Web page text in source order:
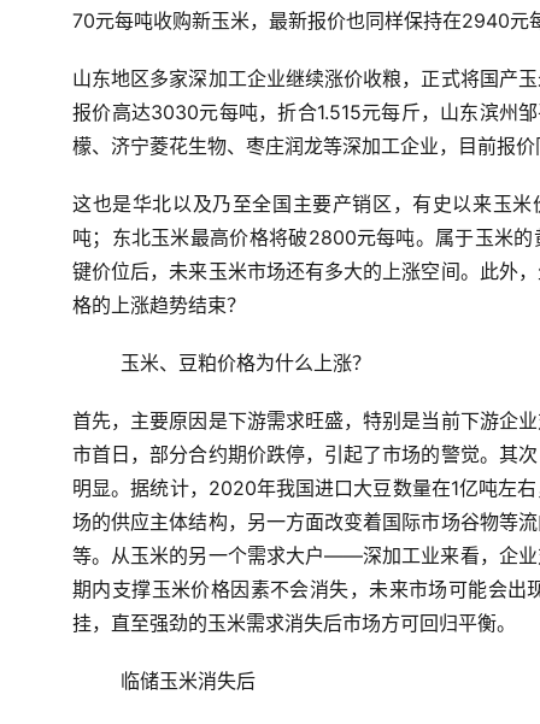
70元每吨收购新玉米，最新报价也同样保持在2940元
山东地区多家深加工企业继续涨价收粮，正式将国产
报价高达3030元每吨，折合1.515元每斤，山东滨州
檬、济宁菱花生物、枣庄润龙等深加工企业，目前报
这也是华北以及乃至全国主要产销区，有史以来玉
吨；东北玉米最高价格将破2800元每吨。属于玉米
键价位后，未来玉米市场还有多大的上涨空间。此外
格的上涨趋势结束？
玉米、豆粕价格为什么上涨？
首先，主要原因是下游需求旺盛，特别是当前下游企
市首日，部分合约期价跌停，引起了市场的警觉。其
明显。据统计，2020年我国进口大豆数量在1亿吨左
场的供应主体结构，另一方面改变着国际市场谷物等
等。从玉米的另一个需求大户——深加工业来看，企
期内支撑玉米价格因素不会消失，未来市场可能会
挂，直至强劲的玉米需求消失后市场方可回归平衡。
临储玉米消失后